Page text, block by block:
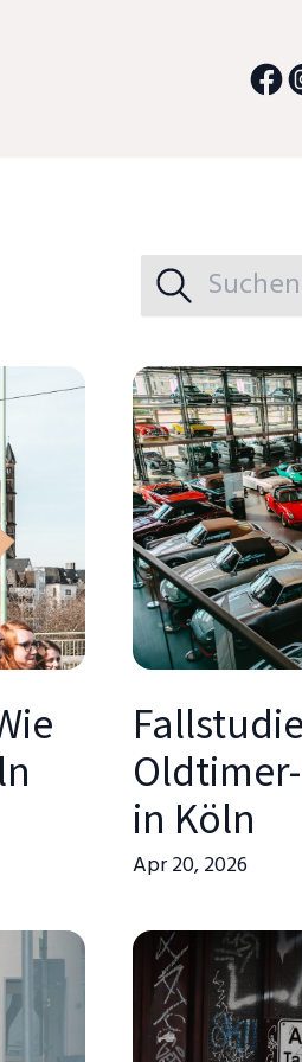
in Köln
Apr 20, 2026